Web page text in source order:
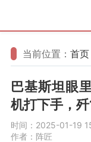
当前位置： 首页
巴基斯坦眼
机打下手，
时间：2025-01-19
作者：阵匠